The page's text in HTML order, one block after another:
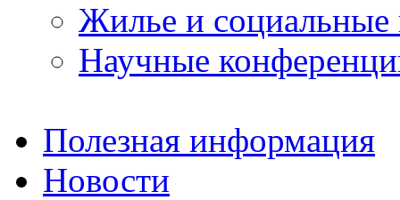
Жилье и социальные
Научные
Полезная информация
Новости